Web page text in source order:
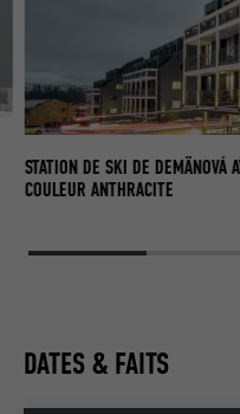
STATION DE SKI DE DEMÄNOVÁ
COULEUR ANTHRACITE
DATES & FAITS